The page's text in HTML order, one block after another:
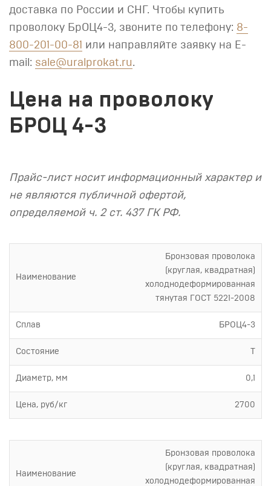
доставка по России и СНГ. Чтобы купить
проволоку БрОЦ4-3, звоните по телефону: 8-
800-201-00-81 или направляйте заявку на E-
mail: sale@uralprokat.ru.
Цена на проволоку
БРОЦ 4-3
Прайс-лист носит информационный характер и
не являются публичной офертой,
определяемой ч. 2 ст. 437 ГК РФ.
Наименование
Бронзовая проволока
(круглая, квадратная)
холоднодеформированная
тянутая ГОСТ 5221-2008
Сплав БРОЦ4-3
Состояние
Диаметр, мм 0,1
Цена, руб/кг 2700
Наименование
Бронзовая проволока
(круглая, квадратная)
холоднодеформированная